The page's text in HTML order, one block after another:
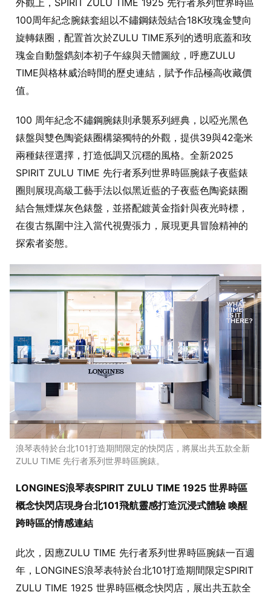
外觀上，SPIRIT ZULU TIME 1925 先行者系列世界時區
100周年紀念腕錶套組以不鏽鋼錶殼結合18K玫瑰金雙向
旋轉錶圈，配置首次於ZULU TIME系列的透明底蓋和玫
瑰金自動盤鐫刻本初子午線與天體圖紋，呼應ZULU
TIME與格林威治時間的歷史連結，賦予作品極高收藏價
值。
100 周年紀念不鏽鋼腕錶則承襲系列經典，以啞光黑色
錶盤與雙色陶瓷錶圈構築獨特的外觀，提供39與42毫米
兩種錶徑選擇，打造低調又沉穩的風格。全新2025
SPIRIT ZULU TIME 先行者系列世界時區腕錶子夜藍錶
圈則展現高級工藝手法以似黑近藍的子夜藍色陶瓷錶圈
結合無煙煤灰色錶盤，並搭配鍍黃金指針與夜光時標，
在復古氛圍中注入當代視覺張力，展現更具冒險精神的
探索者姿態。
浪琴表特於台北101打造期間限定的快閃店，將展出共五款全新
ZULU TIME 先行者系列世界時區腕錶。
LONGINES浪琴表SPIRIT ZULU TIME 1925 世界時區
概念快閃店現身台北101飛航靈感打造沉浸式體驗 喚醒
跨時區的情感連結
此次，因應ZULU TIME 先行者系列世界時區腕錶一百週
年，LONGINES浪琴表特於台北101打造期間限定SPIRIT
ZULU TIME 1925 世界時區概念快閃店，展出共五款全